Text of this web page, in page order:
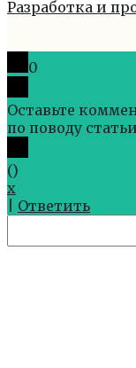
Разработка и
0
Оставьте
по поводу
()
x
Ответить